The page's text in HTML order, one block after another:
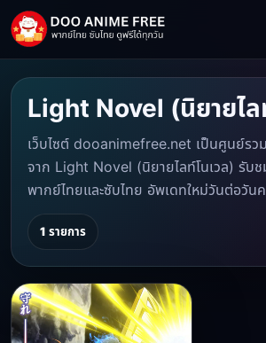
Light Novel (นิยายไล
เว็บไซต์ dooanimefree.net เป็นศูนย์รว
จาก Light Novel (นิยายไลท์โนเวล) รับช
พากย์ไทยและซับไทย อัพเดทใหม่วันต่อวัน
1 รายการ